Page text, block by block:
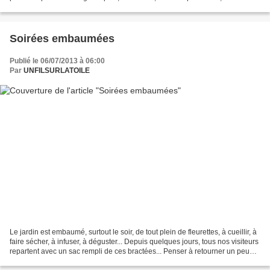
Soirées embaumées
Publié le 06/07/2013 à 06:00
Par UNFILSURLATOILE
Le jardin est embaumé, surtout le soir, de tout plein de fleurettes, à cueillir, à
faire sécher, à infuser, à déguster... Depuis quelques jours, tous nos visiteurs
repartent avec un sac rempli de ces bractées... Penser à retourner un peu